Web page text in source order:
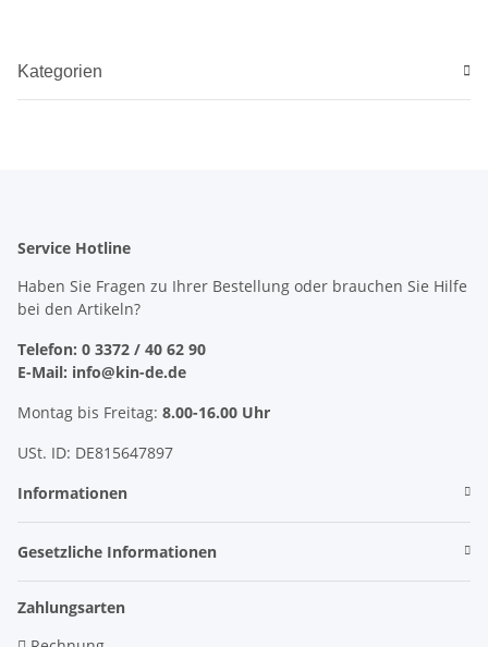
Kategorien
Service Hotline
Haben Sie Fragen zu Ihrer Bestellung oder brauchen Sie Hilfe
bei den Artikeln?
Telefon: 0 3372 / 40 62 90
E-Mail: info@kin-de.de
Montag bis Freitag: 8.00-16.00 Uhr
USt. ID: DE815647897
Informationen
Gesetzliche Informationen
Zahlungsarten